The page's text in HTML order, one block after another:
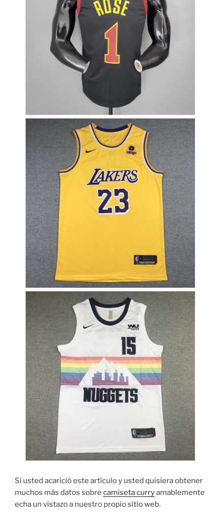
Si usted acarició este artículo y usted quisiera obtener
muchos más datos sobre camiseta curryamablemente
echa un vistazo a nuestro propio sitio web.